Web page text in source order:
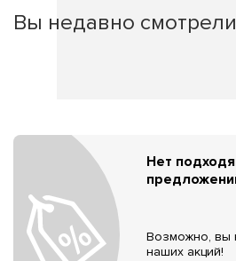
Вы недавно смотрели
Нет
Возможно, вы
наших акций!